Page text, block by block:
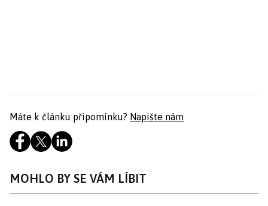
Máte k článku připomínku? Napište nám
MOHLO BY SE VÁM LÍBIT